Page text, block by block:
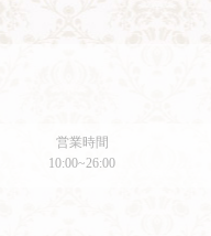
営業時間
10:00~26:00